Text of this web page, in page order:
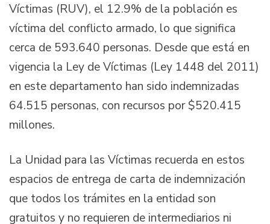
Víctimas (RUV), el 12.9% de la población es
víctima del conflicto armado, lo que significa
cerca de 593.640 personas. Desde que está en
vigencia la Ley de Víctimas (Ley 1448 del 2011)
en este departamento han sido indemnizadas
64.515 personas, con recursos por $520.415
millones.
La Unidad para las Víctimas recuerda en estos
espacios de entrega de carta de indemnización
que todos los trámites en la entidad son
gratuitos y no requieren de intermediarios ni